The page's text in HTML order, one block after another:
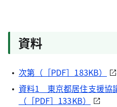
資料
次第（［PDF］183KB）
資料1 東京都居住支援協
（［PDF］133KB）